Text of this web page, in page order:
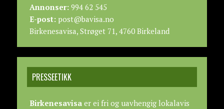
Annonser:994 62 545
E-post:post@bavisa.no
Birkenesavisa, Strøget 71, 4760 Birkeland
PRESSEETIKK
Birkenesavisaer ei fri og uavhengig lokalavis